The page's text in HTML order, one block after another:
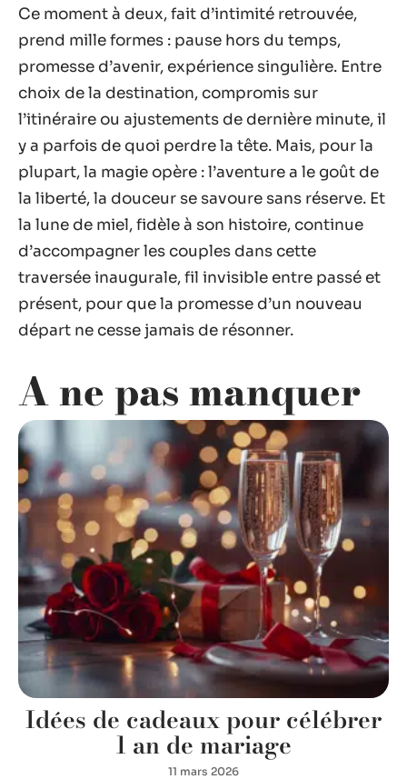
Ce moment à deux, fait d’intimité retrouvée,
prend mille formes : pause hors du temps,
promesse d’avenir, expérience singulière. Entre
choix de la destination, compromis sur
l’itinéraire ou ajustements de dernière minute, il
y a parfois de quoi perdre la tête. Mais, pour la
plupart, la magie opère : l’aventure a le goût de
la liberté, la douceur se savoure sans réserve. Et
la lune de miel, fidèle à son histoire, continue
d’accompagner les couples dans cette
traversée inaugurale, fil invisible entre passé et
présent, pour que la promesse d’un nouveau
départ ne cesse jamais de résonner.
A ne pas manquer
Idées de cadeaux pour célébrer
1 an de mariage
11 mars 2026